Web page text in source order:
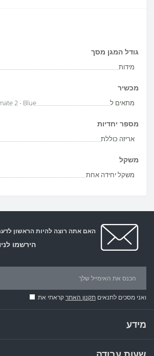
גודל המגן מסך
מידות
מכשיר
מתאים ל 2 - Blue
מספר יחדיות
אריזה כוללת
משקל
משקל יחידה אחת
האם אתה רוצה להיות הראשון
הירשמו
ואני מסכים לתנאים תקנון האתרקראתי את
מידע